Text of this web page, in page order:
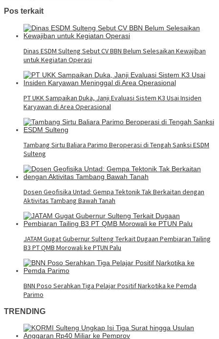
Pos terkait
Dinas ESDM Sulteng Sebut CV BBN Belum Selesaikan Kewajiban
untuk Kegiatan Operasi
PT UKK Sampaikan Duka, Janji Evaluasi Sistem K3 Usai Insiden
Karyawan di Area Operasional
Tambang Sirtu Baliara Parimo Beroperasi di Tengah Sanksi ESDM
Sulteng
Dosen Geofisika Untad: Gempa Tektonik Tak Berkaitan dengan
Aktivitas Tambang Bawah Tanah
JATAM Gugat Gubernur Sulteng Terkait Dugaan Pembiaran Tailing
B3 PT QMB Morowali ke PTUN Palu
BNN Poso Serahkan Tiga Pelajar Positif Narkotika ke Pemda
Parimo
TRENDING